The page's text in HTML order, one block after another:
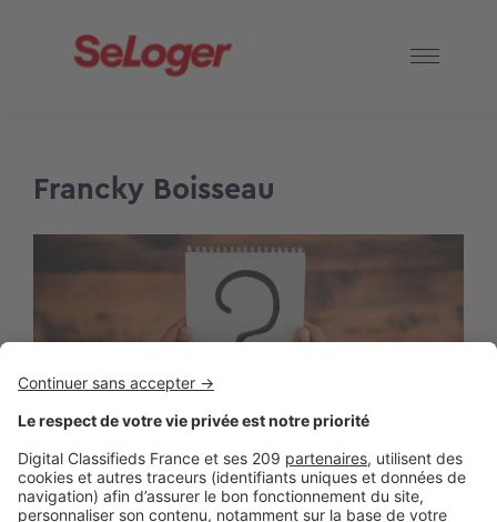
Francky Boisseau